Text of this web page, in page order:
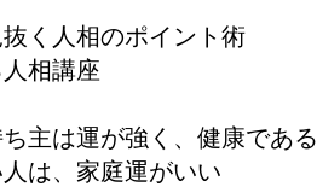
く人相のポイント術
相講座
主は運が強く、健康である
は、家庭運がいい